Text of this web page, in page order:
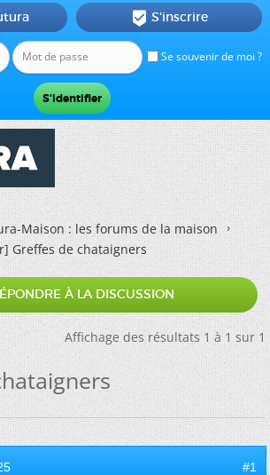
Se souvenir de moi ?
 S'inscrire
Maison : les forums de la maison
Greffes de chataigners
À LA DISCUSSION
Affichage des résultats 1 à 1 sur 1
#1